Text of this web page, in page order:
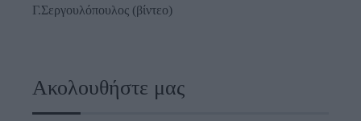
Γ.Σεργουλόπουλος (βίντεο)
Ακολουθήστε μας